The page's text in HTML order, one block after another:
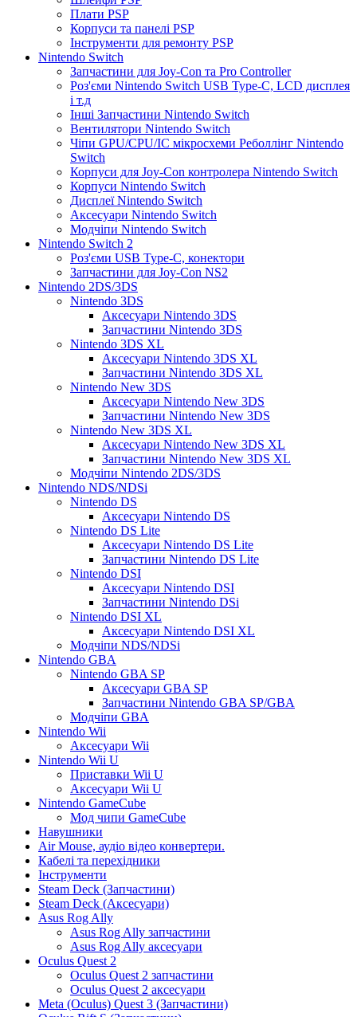
Плати PSP
Корпуси та панелі PSP
Інструменти для ремонту PSP
Nintendo Switch
Запчастини для Joy-Con та Pro Controller
Роз'єми Nintendo Switch USB Type-C, LCD дисплея
і т.д
Інші Запчастини Nintendo Switch
Вентилятори Nintendo Switch
Чіпи GPU/CPU/IC мікросхеми Реболлінг Nintendo
Switch
Корпуси для Joy-Con контролера Nintendo Switch
Корпуси Nintendo Switch
Дисплеї Nintendo Switch
Аксесуари Nintendo Switch
Модчіпи Nintendo Switch
Nintendo Switch 2
Роз'єми USB Type-C, конектори
Запчастини для Joy-Con NS2
Nintendo 2DS/3DS
Nintendo 3DS
Аксесуари Nintendo 3DS
Запчастини Nintendo 3DS
Nintendo 3DS XL
Аксесуари Nintendo 3DS XL
Запчастини Nintendo 3DS XL
Nintendo New 3DS
Аксесуари Nintendo New 3DS
Запчастини Nintendo New 3DS
Nintendo New 3DS XL
Аксесуари Nintendo New 3DS XL
Запчастини Nintendo New 3DS XL
Модчіпи Nintendo 2DS/3DS
Nintendo NDS/NDSi
Nintendo DS
Аксесуари Nintendo DS
Nintendo DS Lite
Аксесуари Nintendo DS Lite
Запчастини Nintendo DS Lite
Nintendo DSI
Аксесуари Nintendo DSI
Запчастини Nintendo DSi
Nintendo DSI XL
Аксесуари Nintendo DSI XL
Модчіпи NDS/NDSi
Nintendo GBA
Nintendo GBA SP
Аксесуари GBA SP
Запчастини Nintendo GBA SP/GBA
Модчіпи GBA
Nintendo Wii
Аксесуари Wii
Nintendo Wii U
Приставки Wii U
Аксесуари Wii U
Nintendo GameCube
Мод чипи GameCube
Навушники
Air Mouse, аудіо відео конвертери.
Кабелі та перехідники
Інструменти
Steam Deck (Запчастини)
Steam Deck (Аксесуари)
Asus Rog Ally
Asus Rog Ally запчастини
Asus Rog Ally аксесуари
Oculus Quest 2
Oculus Quest 2 запчастини
Oculus Quest 2 аксесуари
Meta (Oculus) Quest 3 (Запчастини)